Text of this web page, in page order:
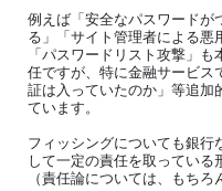
例えば「安全なパスワードが
る」「サイト管理者による
「パスワードリスト攻撃」
任ですが、特に金融サービス
証は入っていたのか」等追加
ています。
フィッシングについても銀
して一定の責任を取ってい
（責任論については、もち